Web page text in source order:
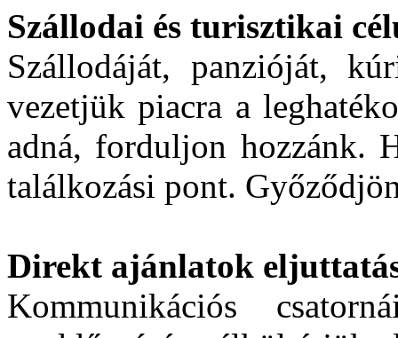
Szállodai és turisztikai
Szállodáját, panzióját,
vezetjük piacra a
adná, forduljon hozzánk.
találkozási pont.
Direkt ajánlatok
Kommunikációs